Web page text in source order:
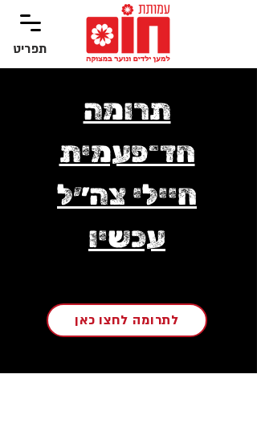
תפריט
תרומה
חד־פעמית
חיילי צה״ל
עכשיו
לתרומה לחצו כאן